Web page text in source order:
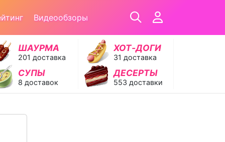
Видеообзоры
ШАУРМА
201 доставка
ХОТ‑ДОГИ
31 доставка
СУПЫ
8 доставок
ДЕСЕРТЫ
553 доставки